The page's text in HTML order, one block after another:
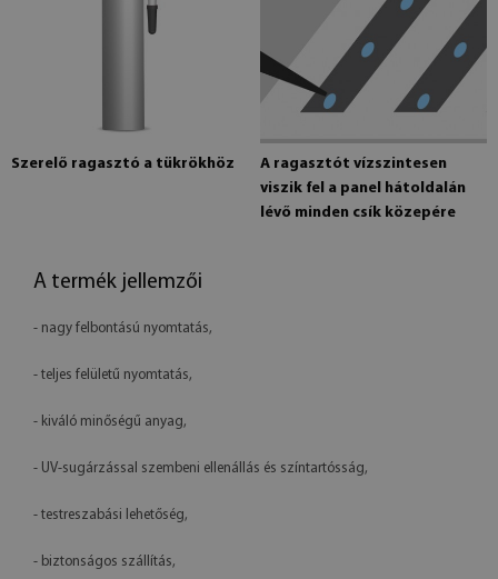
Szerelő ragasztó a tükrökhöz
A ragasztót vízszintesen
viszik fel a panel hátoldalán
lévő minden csík közepére
A termék jellemzői
- nagy felbontású nyomtatás,
- teljes felületű nyomtatás,
- kiváló minőségű anyag,
- UV-sugárzással szembeni ellenállás és színtartósság,
- testreszabási lehetőség,
- biztonságos szállítás,